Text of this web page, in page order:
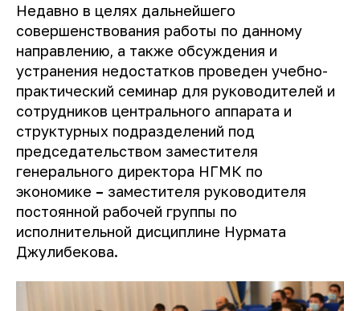
Недавно в целях дальнейшего
совершенствования работы по данному
направлению, а также обсуждения и
устранения недостатков проведен учебно-
практический семинар для руководителей и
сотрудников центрального аппарата и
структурных подразделений под
председательством заместителя
генерального директора НГМК по
экономике – заместителя руководителя
постоянной рабочей группы по
исполнительной дисциплине Нурмата
Джулибекова.